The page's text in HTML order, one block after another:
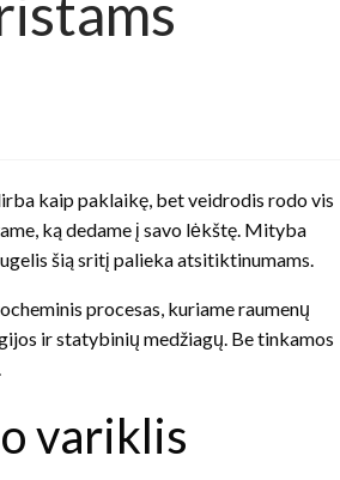
kaip paklaikę, bet veidrodis rodo vis
ką dedame į savo lėkštę. Mityba
šią sritį palieka atsitiktinumams.
procesas, kuriame raumenų
ir statybinių medžiagų. Be tinkamos
variklis